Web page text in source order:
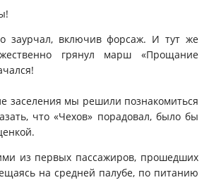
заурчал, включив форсаж. И тут же
грянул марш «Прощание
заселения мы решили познакомиться
что «Чехов» порадовал, было бы
из первых пассажиров, прошедших
на средней палубе, по питанию